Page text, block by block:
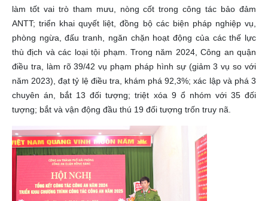
làm tốt vai trò tham mưu, nòng cốt trong công tác bảo đảm
ANTT; triển khai quyết liệt, đồng bộ các biện pháp nghiệp vụ,
phòng ngừa, đấu tranh, ngăn chặn hoạt động của các thế lực
thù địch và các loại tội phạm. Trong năm 2024, Công an quận
điều tra, làm rõ 39/42 vụ phạm pháp hình sự (giảm 3 vụ so với
năm 2023), đạt tỷ lệ điều tra, khám phá 92,3%; xác lập và phá 3
chuyên án, bắt 13 đối tượng; triệt xóa 9 ổ nhóm với 35 đối
tượng; bắt và vận động đầu thú 19 đối tượng trốn truy nã.